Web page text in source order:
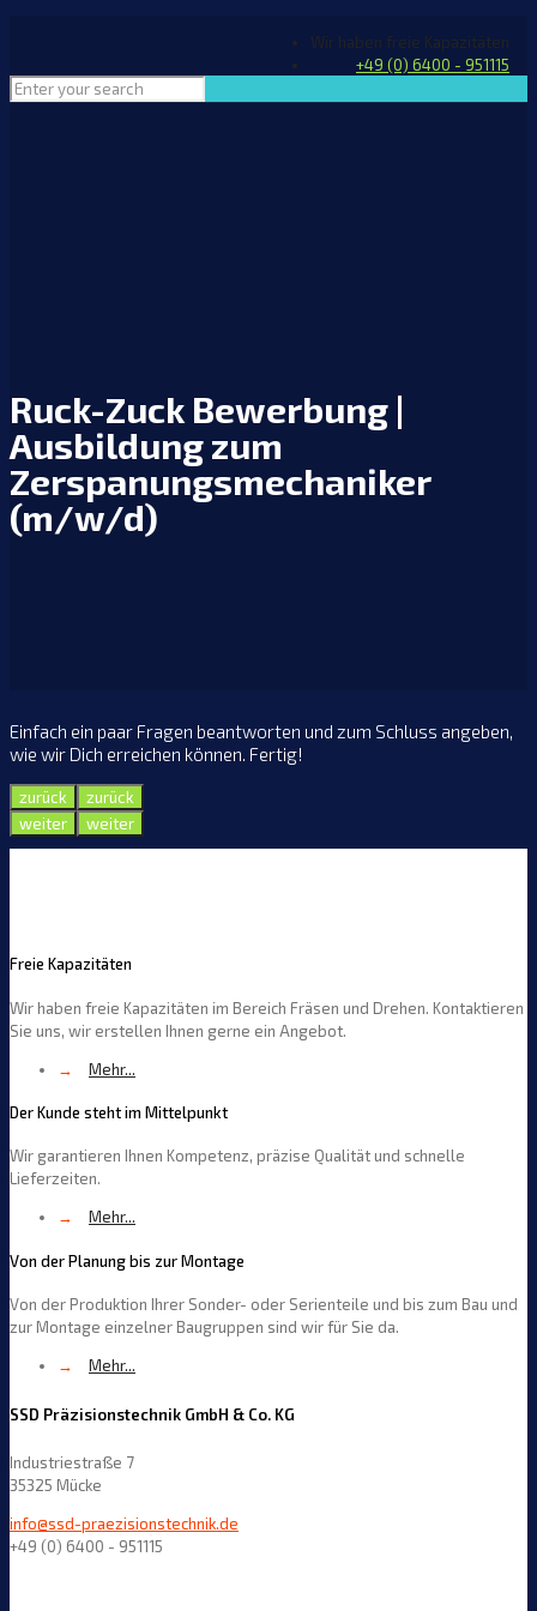
Wir haben freie Kapazitäten
+49 (0) 6400 - 951115
Ruck-Zuck Bewerbung |
Ausbildung zum
Zerspanungsmechaniker
(m/w/d)
Einfach ein paar Fragen beantworten und zum Schluss angeben,
wie wir Dich erreichen können. Fertig!
zurück
zurück
weiter
weiter
Freie Kapazitäten
Wir haben freie Kapazitäten im Bereich Fräsen und Drehen. Kontaktieren
Sie uns, wir erstellen Ihnen gerne ein Angebot.
→
Mehr...
Der Kunde steht im Mittelpunkt
Wir garantieren Ihnen Kompetenz, präzise Qualität und schnelle
Lieferzeiten.
→
Mehr...
Von der Planung bis zur Montage
Von der Produktion Ihrer Sonder- oder Serienteile und bis zum Bau und
zur Montage einzelner Baugruppen sind wir für Sie da.
→
Mehr...
SSD Präzisionstechnik GmbH & Co. KG
Industriestraße 7
35325 Mücke
info@ssd-praezisionstechnik.de
+49 (0) 6400 - 951115